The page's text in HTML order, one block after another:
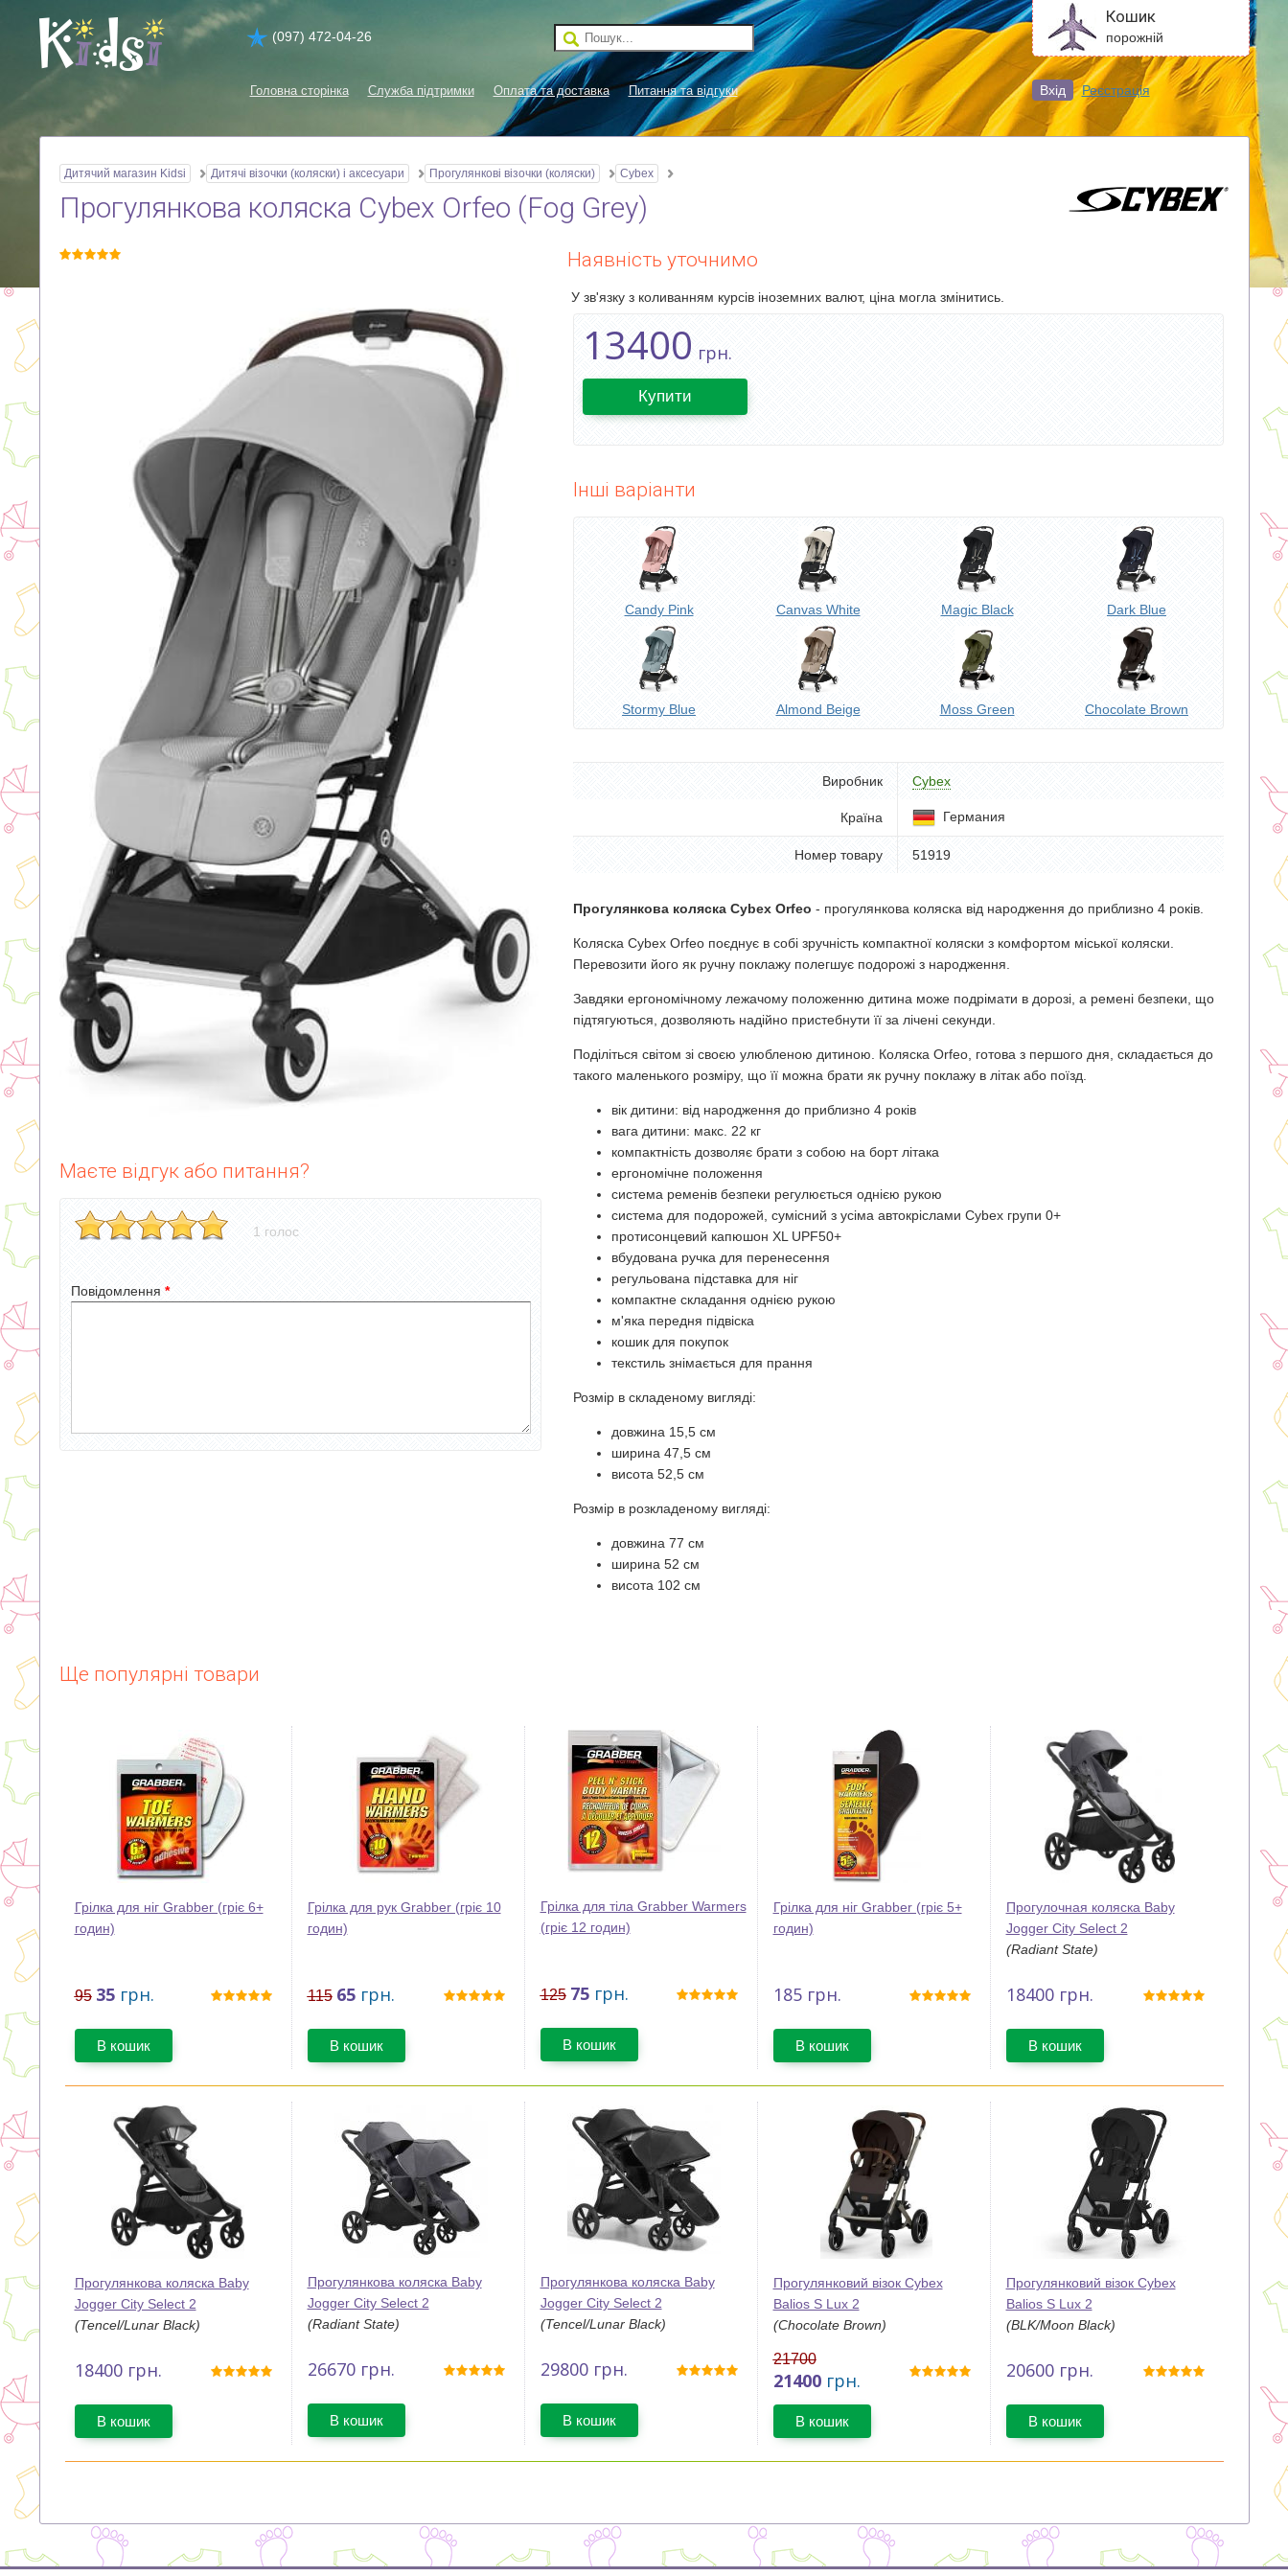
(097) 472-04-26
Кошик
порожній
Головна сторінка Служба підтримки Оплата та доставка Питання та відгуки Вхід Реєстрація
Дитячий магазин Kidsi Дитячі візочки (коляски) і аксесуари Прогулянкові візочки (коляски) Cybex
Прогулянкова коляска Cybex Orfeo (Fog Grey)
Наявність уточнимо
У зв'язку з коливанням курсів іноземних валют, ціна могла змінитись.
Маєте відгук або питання?
1 голос
Повідомлення *
13400 грн.
Купити
Інші варіанти
Candy Pink Canvas White Magic Black Dark Blue
Stormy Blue Almond Beige Moss Green Chocolate Brown
Виробник Cybex
Країна Германия
Номер товару 51919
Прогулянкова коляска Cybex Orfeo - прогулянкова коляска від народження до приблизно 4 років.
Коляска Cybex Orfeo поєднує в собі зручність компактної коляски з комфортом міської коляски.
Перевозити його як ручну поклажу полегшує подорожі з народження.
Завдяки ергономічному лежачому положенню дитина може подрімати в дорозі, а ремені безпеки, що
підтягуються, дозволяють надійно пристебнути її за лічені секунди.
Поділіться світом зі своєю улюбленою дитиною. Коляска Orfeo, готова з першого дня, складається до
такого маленького розміру, що її можна брати як ручну поклажу в літак або поїзд.
вік дитини: від народження до приблизно 4 років
вага дитини: макс. 22 кг
компактність дозволяє брати з собою на борт літака
ергономічне положення
система ременів безпеки регулюється однією рукою
система для подорожей, сумісний з усіма автокріслами Cybex групи 0+
протисонцевий капюшон XL UPF50+
вбудована ручка для перенесення
регульована підставка для ніг
компактне складання однією рукою
м'яка передня підвіска
кошик для покупок
текстиль знімається для прання
Розмір в складеному вигляді:
довжина 15,5 см
ширина 47,5 см
висота 52,5 см
Розмір в розкладеному вигляді:
довжина 77 см
ширина 52 см
висота 102 см
Ще популярні товари
Грілка для ніг Grabber (гріє 6+
годин)
95 35 грн.
В кошик
Грілка для рук Grabber (гріє 10
годин)
115 65 грн.
В кошик
Грілка для тіла Grabber Warmers
(гріє 12 годин)
125 75 грн.
В кошик
Грілка для ніг Grabber (гріє 5+
годин)
185грн.
В кошик
Прогулочная коляска Baby
Jogger City Select 2
(Radiant State)
18400грн.
В кошик
Прогулянкова коляска Baby
Jogger City Select 2
(Tencel/Lunar Black)
18400грн.
В кошик
Прогулянкова коляска Baby
Jogger City Select 2
(Radiant State)
26670грн.
В кошик
Прогулянкова коляска Baby
Jogger City Select 2
(Tencel/Lunar Black)
29800грн.
В кошик
Прогулянковий візок Cybex
Balios S Lux 2
(Chocolate Brown)
21700
21400 грн.
В кошик
Прогулянковий візок Cybex
Balios S Lux 2
(BLK/Moon Black)
20600грн.
В кошик